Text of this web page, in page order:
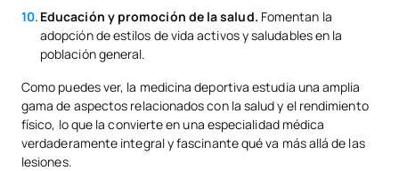
Educación y promoción de la salud. Fomentan la
adopción de estilos de vida activos y saludables en la
población general.
Como puedes ver, la medicina deportiva estudia una amplia
gama de aspectos relacionados con la salud y el rendimiento
físico, lo que la convierte en una especialidad médica
verdaderamente integral y fascinante qué va más allá de las
lesiones.